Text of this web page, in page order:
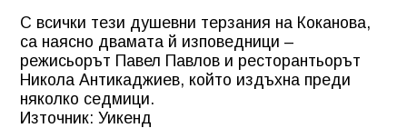
С всички тези душевни терзания на Коканова,
са наясно двамата й изповедници –
режисьорът Павел Павлов и ресторантьорът
Никола Антикаджиев, който издъхна преди
няколко седмици.
Източник: Уикенд